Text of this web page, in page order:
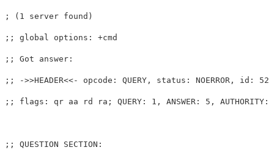
; (1 server found)
;; global options: +cmd
;; Got answer:
;; ->>HEADER<<- opcode: QUERY, status: NOERROR, id:
;; flags: qr aa rd ra; QUERY: 1, ANSWER: 5, AUTHORITY:
;; QUESTION SECTION: